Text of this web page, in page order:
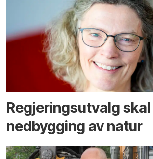
Regjerings­utvalg
ned­bygging av natur